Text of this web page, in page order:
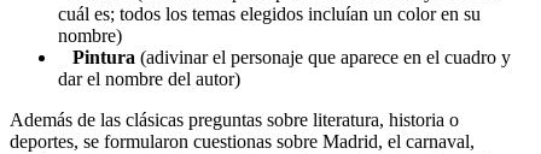
cuál es; todos los temas elegidos incluían un color en su
nombre)
Pintura (adivinar el personaje que aparece en el cuadro y
dar el nombre del autor)
Además de las clásicas preguntas sobre literatura, historia o
deportes, se formularon cuestionas sobre Madrid, el carnaval,